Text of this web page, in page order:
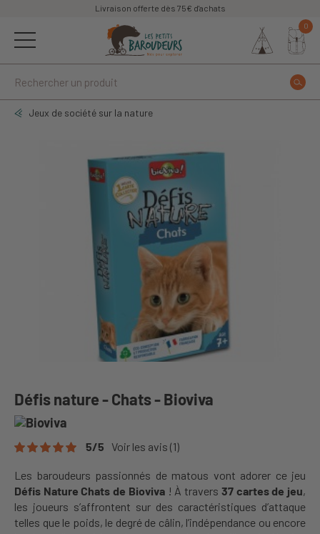
Livraison offerte dès 75€ d'achats
0
Jeux de société sur la nature
Défis nature - Chats - Bioviva
5/5 Voir les avis (1)
Les baroudeurs passionnés de matous vont adorer ce jeu
Défis Nature Chats de Bioviva! À travers 37 cartes de jeu,
les joueurs s’affrontent sur des caractéristiques d’attaque
telles que le poids, le degré de câlin, l’indépendance ou encore